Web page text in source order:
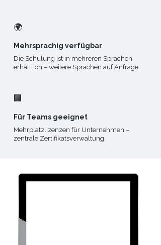
🌍
Mehrsprachig verfügbar
Die Schulung ist in mehreren Sprachen
erhältlich – weitere Sprachen auf Anfrage.
🏢
Für Teams geeignet
Mehrplatzlizenzen für Unternehmen –
zentrale Zertifikatsverwaltung.